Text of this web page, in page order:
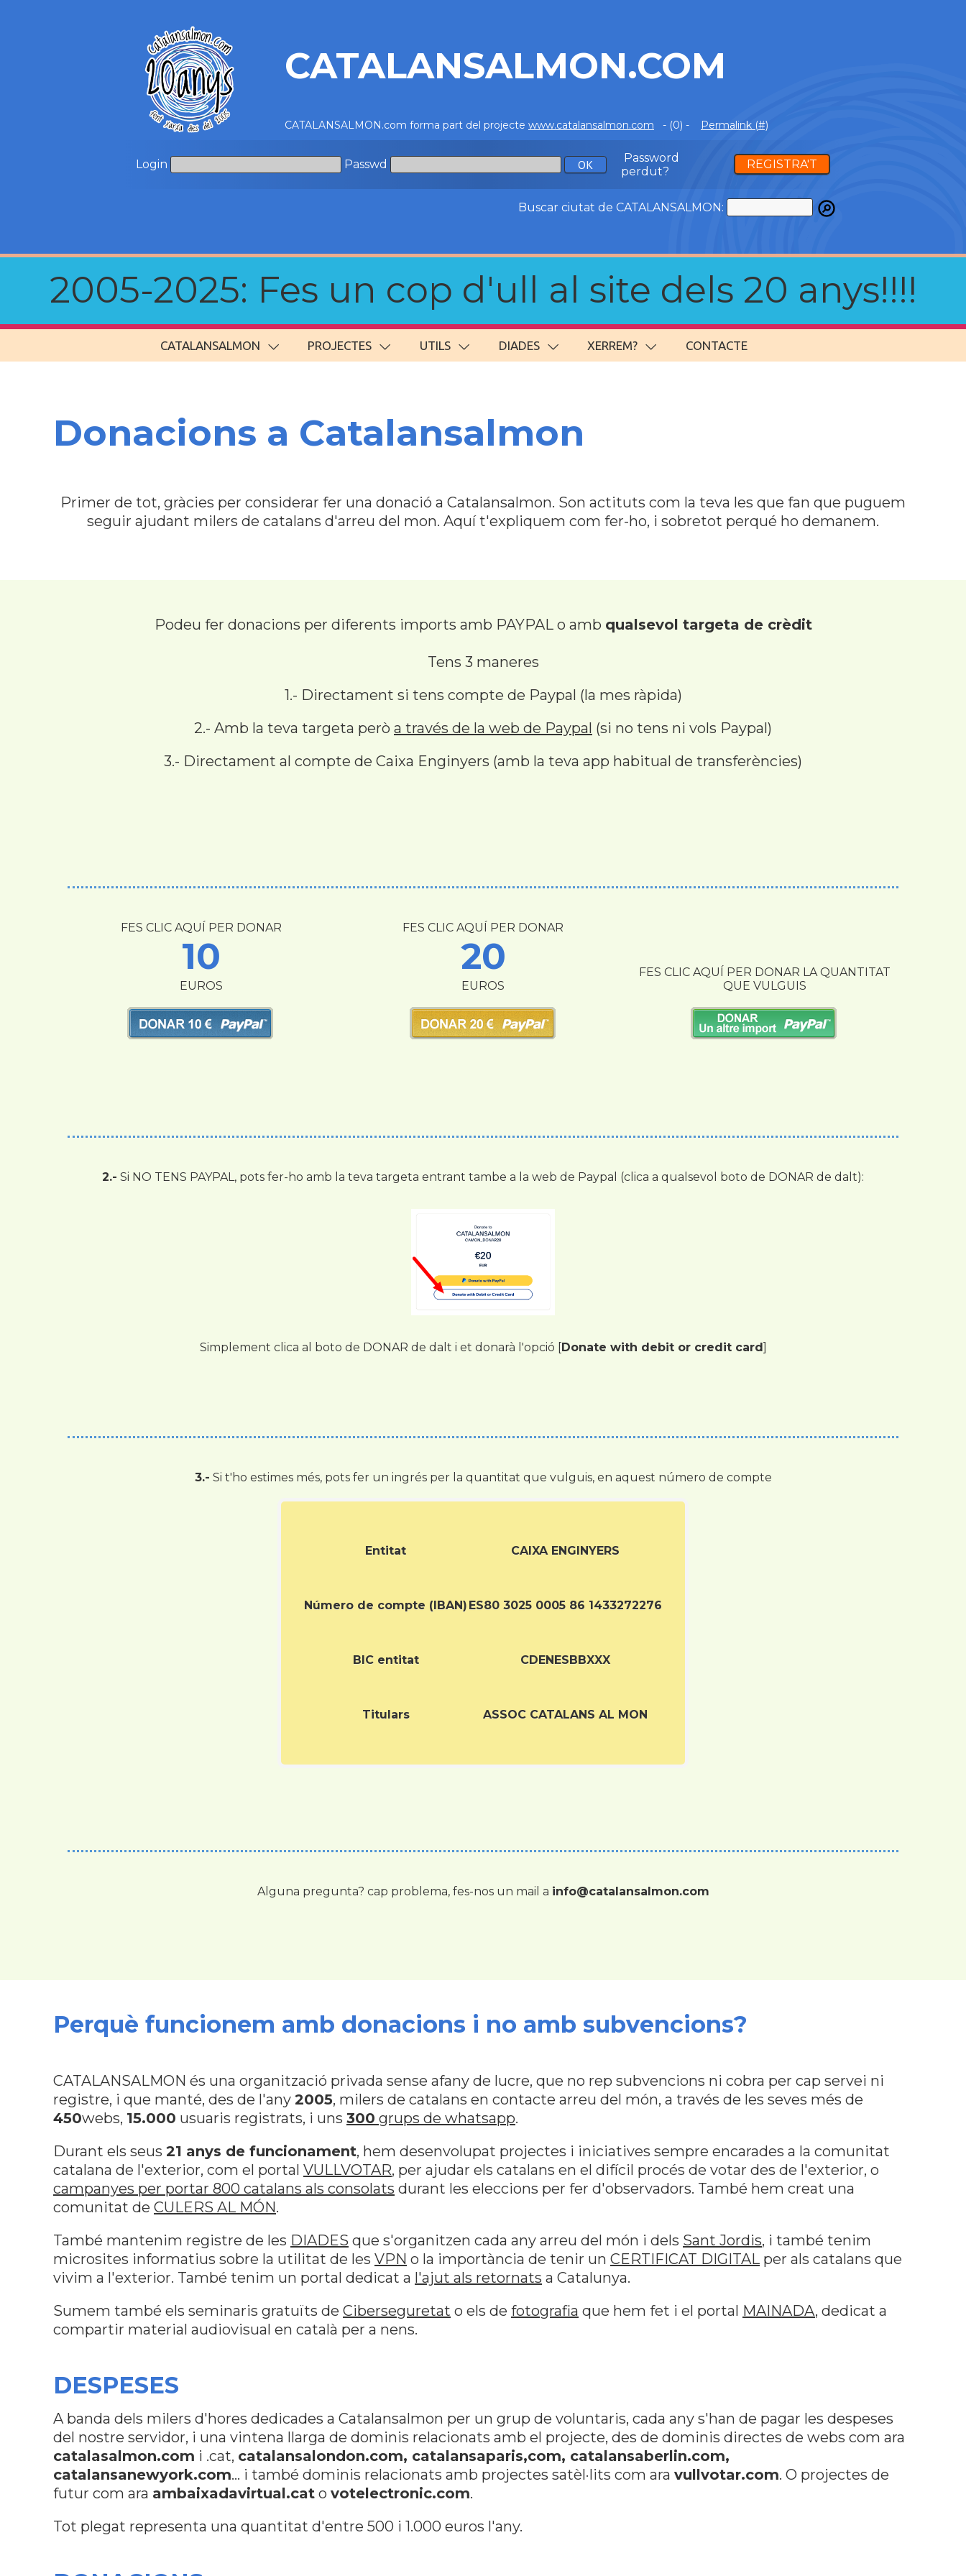
CATALANSALMON.COM
CATALANSALMON.com forma part del projecte www.catalansalmon.com - (0) - Permalink (#)
Login Passwd
Password
perdut?
REGISTRA'T
Buscar ciutat de CATALANSALMON:
2005-2025: Fes un cop d'ull al site dels 20 anys!!!!
CATALANSALMON PROJECTES UTILS DIADES XERREM? CONTACTE
Donacions a Catalansalmon
Primer de tot, gràcies per considerar fer una donació a Catalansalmon. Son actituts com la teva les que fan que puguem
seguir ajudant milers de catalans d'arreu del mon. Aquí t'expliquem com fer-ho, i sobretot perqué ho demanem.
Podeu fer donacions per diferents imports amb PAYPAL o amb qualsevol targeta de crèdit
Tens 3 maneres
1.- Directament si tens compte de Paypal (la mes ràpida)
2.- Amb la teva targeta però a través de la web de Paypal (si no tens ni vols Paypal)
3.- Directament al compte de Caixa Enginyers (amb la teva app habitual de transferències)
FES CLIC AQUÍ PER DONAR
10
EUROS
FES CLIC AQUÍ PER DONAR
20
EUROS
FES CLIC AQUÍ PER DONAR LA QUANTITAT
QUE VULGUIS
2.- Si NO TENS PAYPAL, pots fer-ho amb la teva targeta entrant tambe a la web de Paypal (clica a qualsevol boto de DONAR de dalt):
Simplement clica al boto de DONAR de dalt i et donarà l'opció [ Donate with debit or credit card
3.- Si t'ho estimes més, pots fer un ingrés per la quantitat que vulguis, en aquest número de compte
Entitat CAIXA ENGINYERS
Número de compte (IBAN) ES80 3025 0005 86 1433272276
BIC entitat CDENESBBXXX
Titulars ASSOC CATALANS AL MON
Alguna pregunta? cap problema, fes-nos un mail a info@catalansalmon.com
Perquè funcionem amb donacions i no amb subvencions?
CATALANSALMON és una organització privada sense afany de lucre, que no rep subvencions ni cobra per cap servei ni
registre, i que manté, des de l'any 2005, milers de catalans en contacte arreu del món, a través de les seves més de
450webs, 15.000 usuaris registrats, i uns 300 grups de whatsapp.
Durant els seus 21 anys de funcionament, hem desenvolupat projectes i iniciatives sempre encarades a la comunitat
catalana de l'exterior, com el portal VULLVOTAR, per ajudar els catalans en el difícil procés de votar des de l'exterior, o
campanyes per portar 800 catalans als consolats durant les eleccions per fer d'observadors. També hem creat una
comunitat de CULERS AL MÓN.
També mantenim registre de les DIADES que s'organitzen cada any arreu del món i dels Sant Jordis, i també tenim
microsites informatius sobre la utilitat de les VPN o la importància de tenir un CERTIFICAT DIGITAL per als catalans que
vivim a l'exterior. També tenim un portal dedicat a l'ajut als retornats a Catalunya.
Sumem també els seminaris gratuïts de Ciberseguretat o els de fotografia que hem fet i el portal MAINADA, dedicat a
compartir material audiovisual en català per a nens.
DESPESES
A banda dels milers d'hores dedicades a Catalansalmon per un grup de voluntaris, cada any s'han de pagar les despeses
del nostre servidor, i una vintena llarga de dominis relacionats amb el projecte, des de dominis directes de webs com ara
catalasalmon.com i .cat, catalansalondon.com, catalansaparis,com, catalansaberlin.com,
catalansanewyork.com... i també dominis relacionats amb projectes satèl·lits com ara vullvotar.com. O projectes de
futur com ara ambaixadavirtual.cat o votelectronic.com.
Tot plegat representa una quantitat d'entre 500 i 1.000 euros l'any.